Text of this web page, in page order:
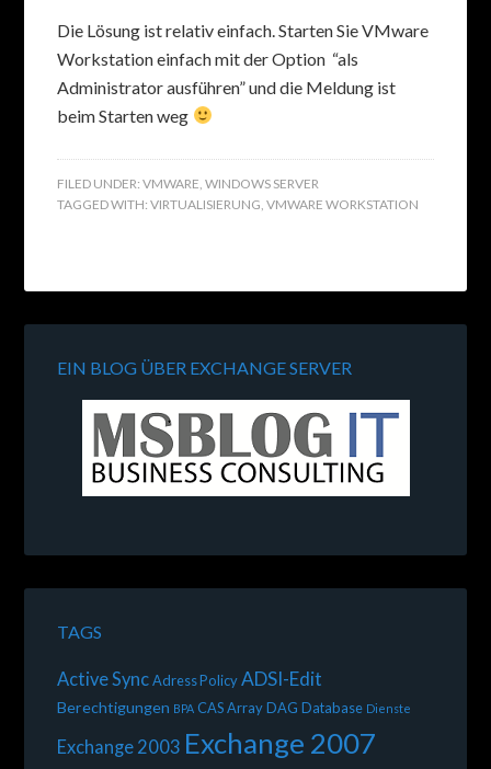
Die Lösung ist relativ einfach. Starten Sie VMware
Workstation einfach mit der Option “als
Administrator ausführen” und die Meldung ist
beim Starten weg
FILED UNDER:VMWARE ,WINDOWS SERVER
TAGGED WITH:VIRTUALISIERUNG ,VMWARE WORKSTATION
EIN BLOG ÜBER EXCHANGE SERVER
TAGS
Active Sync Adress Policy ADSI-Edit
Berechtigungen BPA CAS Array DAG Database Dienste
Exchange 2003 Exchange 2007